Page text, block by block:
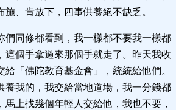
、肯放下，四事供養絕不缺乏。
們同修都看到，我一樣都不要我一樣都
這個手拿過來那個手就走了。昨天我收
給「佛陀教育基金會」，統統給他們。
養我的，我交給當地道場，我一分錢都
馬上找幾個年輕人交給他，我也不要，